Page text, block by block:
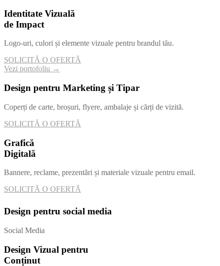
Identitate Vizuală
de Impact
Logo-uri, culori și elemente vizuale pentru brandul tău.
SOLICITĂ O OFERTĂ
Vezi portofoliu →
Design pentru Marketing și Tipar
Coperți de carte, broșuri, flyere, ambalaje și cărți de vizită.
SOLICITĂ O OFERTĂ
Grafică
Digitală
Bannere, reclame, prezentări și materiale vizuale pentru email.
SOLICITĂ O OFERTĂ
Design pentru social media
Social Media
Design Vizual pentru
Conținut